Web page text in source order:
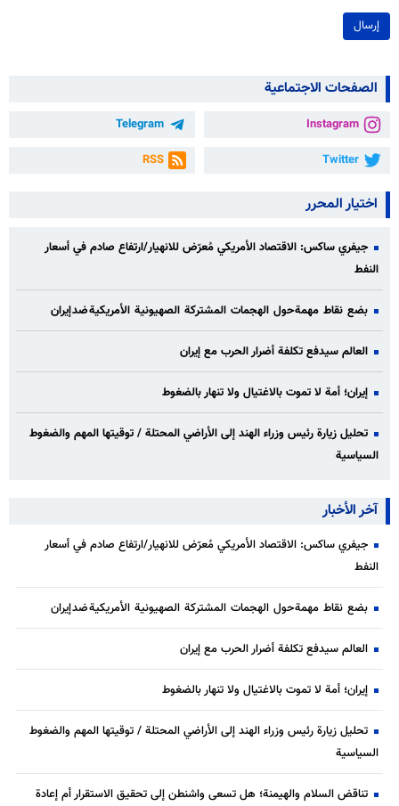
إرسال
الصفحات الاجتماعية
Instagram
Telegram
Twitter
RSS
اختيار المحرر
جيفري ساكس: الاقتصاد الأمريكي مُعرّض للانهيار/ارتفاع صادم في أسعار
النفط
بضع نقاط مهمة حول الهجمات المشتركة الصهيونية الأمريكية ضد إيران
العالم سيدفع تكلفة أضرار الحرب مع إيران
إيران؛ أمة لا تموت بالاغتيال ولا تنهار بالضغوط
تحليل زيارة رئيس وزراء الهند إلى الأراضي المحتلة / توقيتها المهم والضغوط
السياسية
آخر الأخبار
جيفري ساكس: الاقتصاد الأمريكي مُعرّض للانهيار/ارتفاع صادم في أسعار
النفط
بضع نقاط مهمة حول الهجمات المشتركة الصهيونية الأمريكية ضد إيران
العالم سيدفع تكلفة أضرار الحرب مع إيران
إيران؛ أمة لا تموت بالاغتيال ولا تنهار بالضغوط
تحليل زيارة رئيس وزراء الهند إلى الأراضي المحتلة / توقيتها المهم والضغوط
السياسية
تناقض السلام والهيمنة؛ هل تسعى واشنطن إلى تحقيق الاستقرار أم إعادة